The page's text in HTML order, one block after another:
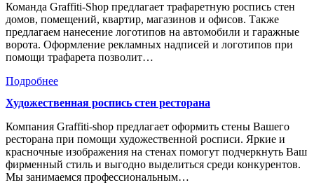
Команда Graffiti-Shop предлагает трафаретную роспись стен
домов, помещений, квартир, магазинов и офисов. Также
предлагаем нанесение логотипов на автомобили и гаражные
ворота. Оформление рекламных надписей и логотипов при
помощи трафарета позволит…
Подробнее
Художественная роспись стен ресторана
Компания Graffiti-shop предлагает оформить стены Вашего
ресторана при помощи художественной росписи. Яркие и
красночные изображения на стенах помогут подчеркнуть Ваш
фирменный стиль и выгодно выделиться среди конкурентов.
Мы занимаемся профессиональным…